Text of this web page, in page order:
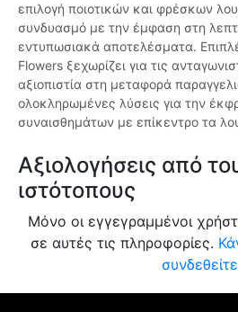
επιλογή ποιοτικών και φρέσκων
συνδυασμό με την έμφαση στη
εντυπωσιακά αποτελέσματα.
Flowers ξεχωρίζει για τις
αξιοπιστία στη μεταφορά
ολοκληρωμένες λύσεις για την
συναισθημάτων με επίκεντρο τα
Αξιολογήσεις από
ιστότοπους
Μόνο οι εγγεγραμμένοι
σε αυτές τις πληροφορίες.